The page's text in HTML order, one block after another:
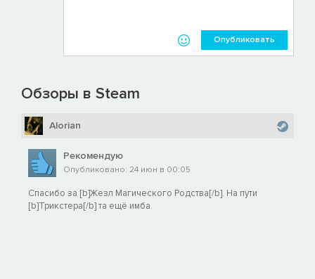
Опубликовать
Обзоры в Steam
Alorian
Рекомендую
Опубликовано: 24 июн в 00:05
Спасибо за [b]Жезл Магического Родства[/b]. На пути
[b]Трикстера[/b] та ещё имба.